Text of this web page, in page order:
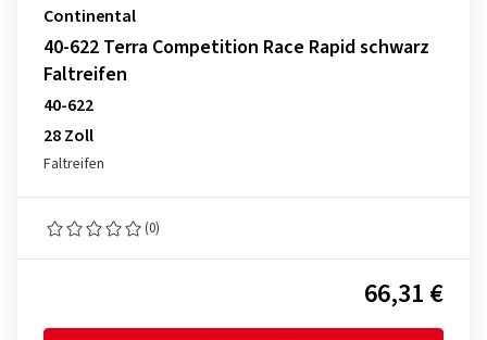
Continental
40-622 Terra Competition Race Rapid schwarz
Faltreifen
40-622
28 Zoll
Faltreifen
(0)
66,31 €